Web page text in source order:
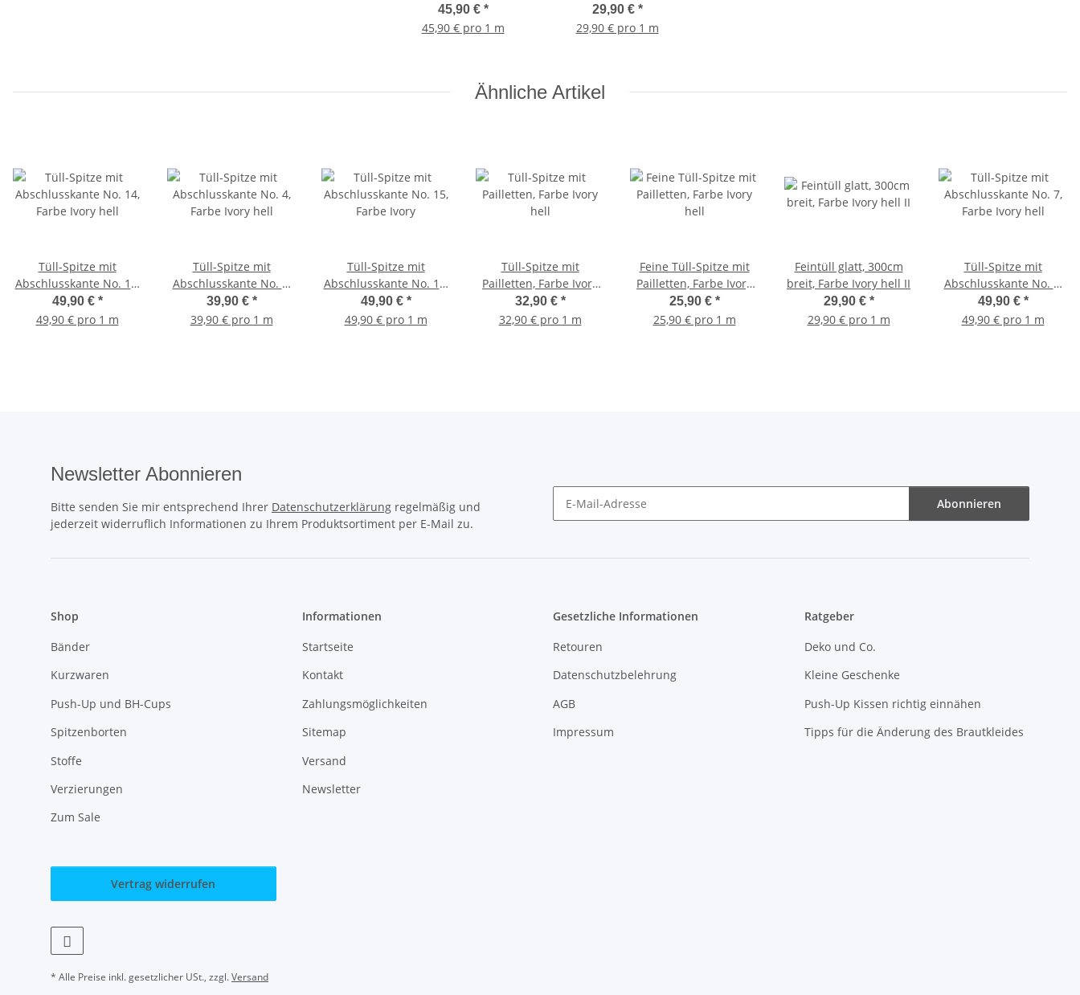
45,90 € *
45,90 € pro 1 m
29,90 € *
29,90 € pro 1 m
Ähnliche Artikel
Tüll-Spitze mit
Abschlusskante No. 14,
Farbe Ivory hell
49,90 € *
49,90 € pro 1 m
Tüll-Spitze mit
Abschlusskante No. 4,
Farbe Ivory hell
39,90 € *
39,90 € pro 1 m
Tüll-Spitze mit
Abschlusskante No. 15,
Farbe Ivory
49,90 € *
49,90 € pro 1 m
Tüll-Spitze mit
Pailletten, Farbe Ivory
hell
32,90 € *
32,90 € pro 1 m
Feine Tüll-Spitze mit
Pailletten, Farbe Ivory
hell
25,90 € *
25,90 € pro 1 m
Feintüll glatt, 300cm
breit, Farbe Ivory hell II
29,90 € *
29,90 € pro 1 m
Tüll-Spitze mit
Abschlusskante No. 7,
Farbe Ivory hell
49,90 € *
49,90 € pro 1 m
Newsletter Abonnieren
Bitte senden Sie mir entsprechend Ihrer Datenschutzerklärung regelmäßig und
jederzeit widerruflich Informationen zu Ihrem Produktsortiment per E-Mail zu.
Abonnieren
Shop
Bänder
Kurzwaren
Push-Up und BH-Cups
Spitzenborten
Stoffe
Verzierungen
Zum Sale
Informationen
Startseite
Kontakt
Zahlungsmöglichkeiten
Sitemap
Versand
Newsletter
Gesetzliche Informationen
Retouren
Datenschutzbelehrung
AGB
Impressum
Ratgeber
Deko und Co.
Kleine Geschenke
Push-Up Kissen richtig einnähen
Tipps für die Änderung des Brautkleides
Vertrag widerrufen
* Alle Preise inkl. gesetzlicher USt., zzgl.Versand